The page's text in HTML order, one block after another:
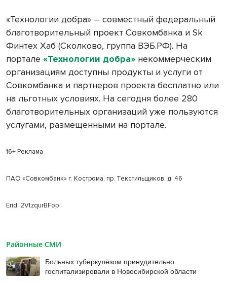
«Технологии добра» – совместный федеральный
благотворительный проект Совкомбанка и Sk
Финтех Хаб (Сколково, группа ВЭБ.РФ). На
портале «Технологии добра» некоммерческим
организациям доступны продукты и услуги от
Совкомбанка и партнеров проекта бесплатно или
на льготных условиях. На сегодня более 280
благотворительных организаций уже пользуются
услугами, размещенными на портале.
16+ Реклама
ПАО «Совкомбанк» г. Кострома, пр. Текстильщиков, д. 46
Erid: 2VtzqurBFop
Районные СМИ
Больных туберкулёзом принудительно
госпитализировали в Новосибирской области